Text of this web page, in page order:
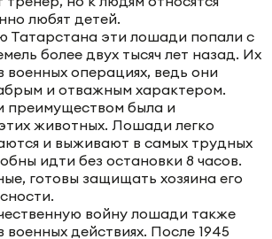
любят детей.
Татарстана эти лошади попали с
более двух тысяч лет назад. Их
военных операциях, ведь они
и отважным характером.
преимуществом была и
животных. Лошади легко
и выживают в самых трудных
идти без остановки 8 часов.
готовы защищать хозяина его
войну лошади также
военных действиях. После 1945